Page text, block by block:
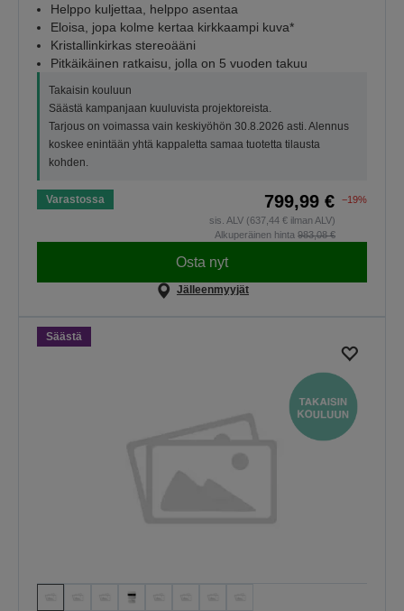
Helppo kuljettaa, helppo asentaa
Eloisa, jopa kolme kertaa kirkkaampi kuva*
Kristallinkirkas stereoääni
Pitkäikäinen ratkaisu, jolla on 5 vuoden takuu
Takaisin kouluun
Säästä kampanjaan kuuluvista projektoreista.
Tarjous on voimassa vain keskiyöhön 30.8.2026 asti. Alennus
koskee enintään yhtä kappaletta samaa tuotetta tilausta
kohden.
Varastossa 799,99 €
−19%
sis. ALV (637,44 € ilman ALV)
Alkuperäinen hinta 983,08 €
Osta nyt
Jälleenmyyjät
Säästä